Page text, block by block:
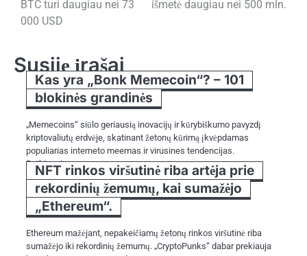
BTC turi daugiau nei 73
000 USD
išmetė daugiau nei 500 mln.
Susiję įrašai
Kas yra „Bonk Memecoin“? – 101
blokinės grandinės
„Memecoins“ siūlo geriausią inovacijų ir kūrybiškumo pavyzdį
kriptovaliutų erdvėje, skatinant žetonų kūrimą įkvėpdamas
populiarias interneto meemas ir virusines tendencijas.
Ryškiausias…
NFT rinkos viršutinė riba artėja prie
rekordinių žemumų, kai sumažėjo
„Ethereum“.
Ethereum mažėjant, nepakeičiamų žetonų rinkos viršutinė riba
sumažėjo iki rekordinių žemumų. „CryptoPunks“ dabar prekiauja